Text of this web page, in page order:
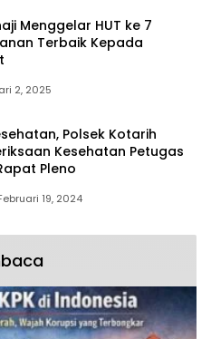
Menggelar HUT ke 7
Terbaik Kepada
2, 2025
Polsek Kotarih
Kesehatan Petugas
Pleno
19, 2024